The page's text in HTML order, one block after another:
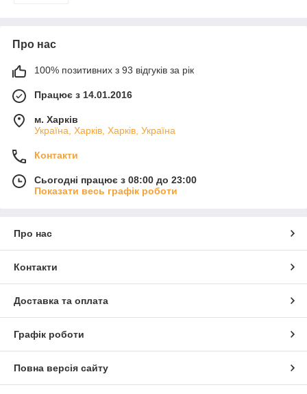
Про нас
100% позитивних з 93 відгуків за рік
Працює з 14.01.2016
м. Харків
Україна, Харків, Харків, Україна
Контакти
Сьогодні працює з 08:00 до 23:00
Показати весь графік роботи
Про нас
Контакти
Доставка та оплата
Графік роботи
Повна версія сайту